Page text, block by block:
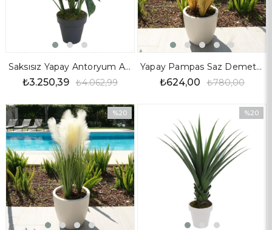
Saksısız Yapay Antoryum Ağaç 100 cm
₺3.250,39 ₺4.062,99
Yapay Pampas Saz Demet Turuncu 90 cm
₺624,00 ₺780,00
%20
İndirim
%20İndirim
%20